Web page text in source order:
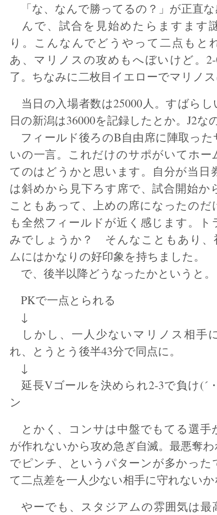
「な、なんで勝ってるの？」が正直
んで、試合を見始めたらますます
り。こんなんでどうやって二点も
あ、マリノスの攻めもへぼいけど。
了。ちなみに二枚目イエローでマリノ
当日の入場者数は25000人。すばら
日の新潟は36000を記録したとか。J2な
フィールド後ろのB自由席に陣取っ
いの一言。これだけのサポがいてホー
てのはどうかと思います。自分が当日
は斜めから見下ろす席で、試合開始か
こともあって、上めの席になったのだ
も全然フィールドが近く感じます。
みでしょうか？ そんなこともあり、
ムにはかなりの好印象を持ちました。
で、後半以降どうなったかというと。
PKで一点とられる
↓
しかし、一人少ないマリノス相手
れ、とうとう後半43分で同点に。
↓
延長Vゴールを決められ2-3で負け(´
ン
とかく、コンサは中盤でもてる選手
が作れないから攻め急ぎ自滅。最悪奪
でピンチ、というパターンが多かった
て二点差を一人少ない相手に守れない
やーでも、スタジアムの雰囲気は最